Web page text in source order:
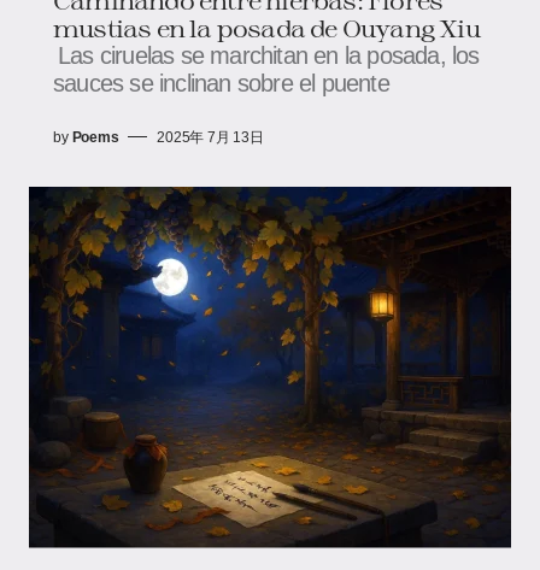
mustias en la posada de Ouyang Xiu
Las ciruelas se marchitan en la posada, los
sauces se inclinan sobre el puente
by Poems 2025年 7月 13日